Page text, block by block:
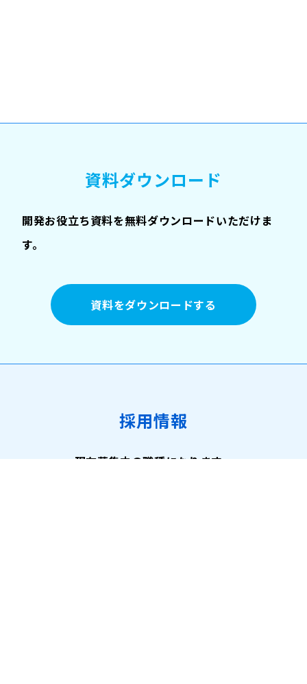
資料ダウンロード
開発お役立ち資料を無料ダウンロードいただけま
す。
資料をダウンロードする
採用情報
現在募集中の職種になります。